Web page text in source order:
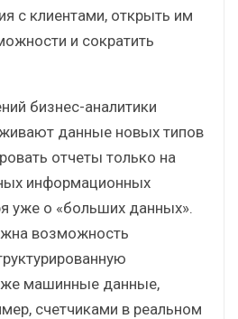
с клиентами, открыть им
и сократить
бизнес-аналитики
данные новых типов
отчеты только на
информационных
уже о «больших данных».
возможность
машинные данные,
счетчиками в реальном